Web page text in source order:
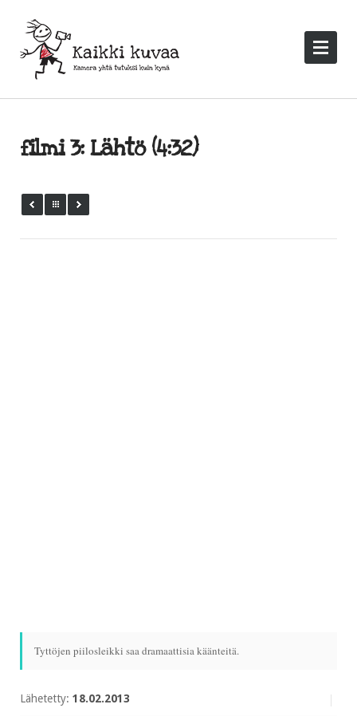
filmi 3: Lähtö (4:32)
Tyttöjen piilosleikki saa dramaattisia käänteitä.
Lähetetty: 18.02.2013